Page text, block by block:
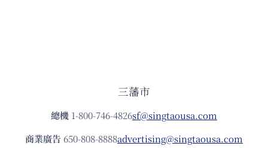
三藩市
總機 1-800-746-4826sf@singtaousa.com
商業廣告 650-808-8888advertising@singtaousa.com